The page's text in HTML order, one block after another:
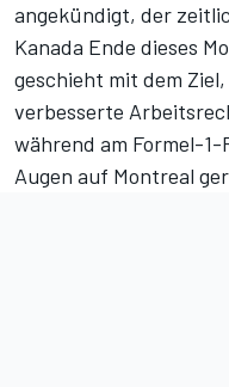
angekündigt, der
Kanada Ende dieses
geschieht mit dem
verbesserte
während am Formel-
Augen auf Montreal